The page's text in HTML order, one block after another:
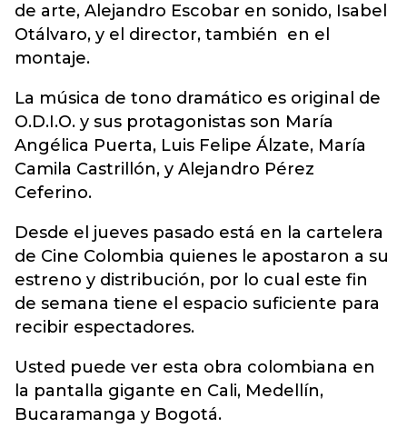
de arte, Alejandro Escobar en sonido, Isabel
Otálvaro, y el director, también en el
montaje.
La música de tono dramático es original de
O.D.I.O. y sus protagonistas son María
Angélica Puerta, Luis Felipe Álzate, María
Camila Castrillón, y Alejandro Pérez
Ceferino.
Desde el jueves pasado está en la cartelera
de Cine Colombia quienes le apostaron a su
estreno y distribución, por lo cual este fin
de semana tiene el espacio suficiente para
recibir espectadores.
Usted puede ver esta obra colombiana en
la pantalla gigante en Cali, Medellín,
Bucaramanga y Bogotá.